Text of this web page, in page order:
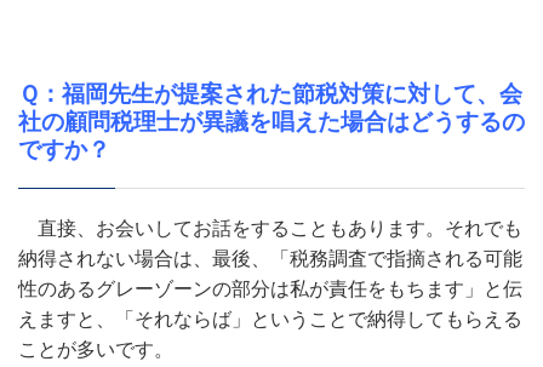
Ｑ：福岡先生が提案された節税対策に対して、会
社の顧問税理士が異議を唱えた場合はどうするの
ですか？
直接、お会いしてお話をすることもあります。それでも
納得されない場合は、最後、「税務調査で指摘される可能
性のあるグレーゾーンの部分は私が責任をもちます」と伝
えますと、「それならば」ということで納得してもらえる
ことが多いです。